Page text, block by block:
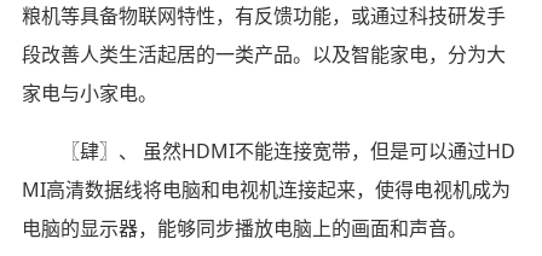
粮机等具备物联网特性，有反馈功能，或通过科技研发手
段改善人类生活起居的一类产品。以及智能家电，分为大
家电与小家电。
〖肆〗、 虽然HDMI不能连接宽带，但是可以通过HD
MI高清数据线将电脑和电视机连接起来，使得电视机成为
电脑的显示器，能够同步播放电脑上的画面和声音。